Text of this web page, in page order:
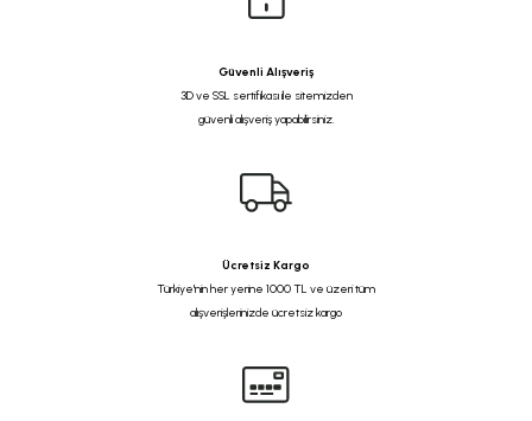
Güvenli Alışveriş
3D ve SSL sertifikası ile sitemizden
güvenli alışveriş yapabilirsiniz.
Ücretsiz Kargo
Türkiye'nin her yerine 1000 TL ve üzeri tüm
alışverişlerinizde ücretsiz kargo